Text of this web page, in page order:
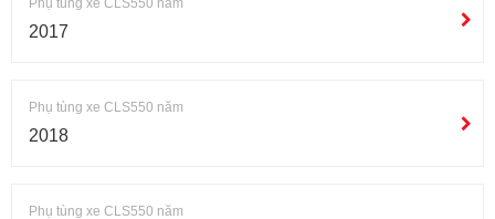
Phụ tùng xe CLS550 năm
2017
Phụ tùng xe CLS550 năm
2018
Phụ tùng xe CLS550 năm